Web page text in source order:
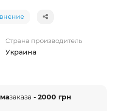
Страна производитель
Украина
заказа - 2000 грн